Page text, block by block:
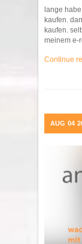
lange
kaufen.
kaufen.
meinem e-
Continue
AUG 04